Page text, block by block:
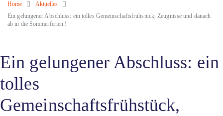
Home
Aktuelles
Ein gelungener Abschluss: ein tolles Gemeinschaftsfrühstück, Zeugnisse und danach
ab in die Sommerferien !
Ein gelungener Abschluss: ein
tolles
Gemeinschaftsfrühstück,